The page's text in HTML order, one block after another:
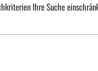
Ihre Suche